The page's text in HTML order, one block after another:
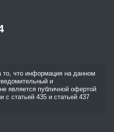
что информация на данном
и
является публичной офертой
с статьей 435 и статьей 437